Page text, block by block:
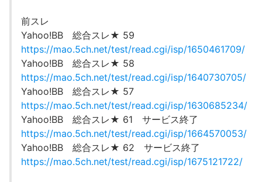
前スレ
Yahoo!BB 総合スレ★ 59
https://mao.5ch.net/test/read.cgi/isp/1650461709/
Yahoo!BB 総合スレ★ 58
https://mao.5ch.net/test/read.cgi/isp/1640730705/
Yahoo!BB 総合スレ★ 57
https://mao.5ch.net/test/read.cgi/isp/1630685234/
Yahoo!BB 総合スレ★ 61 サービス終了
https://mao.5ch.net/test/read.cgi/isp/1664570053/
Yahoo!BB 総合スレ★ 62 サービス終了
https://mao.5ch.net/test/read.cgi/isp/1675121722/